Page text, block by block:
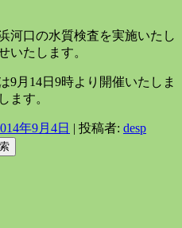
河口の水質検査を実施いたし
いたします。
9月14日9時より開催いたしま
ます。
年9月4日 | 投稿者: desp